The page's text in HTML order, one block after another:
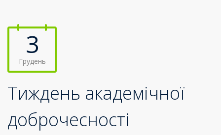
3
Грудень
Тиждень академічної
доброчесності